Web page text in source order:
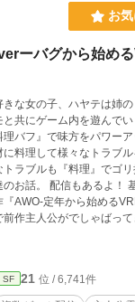
お
ーバグから始め
きな女の子、ハヤテは姉
と共にゲーム内を遊んで
理バフ』で味方をパワー
料理して様々なトラブル
トラブルも『料理』でゴ
お話。 配信もあるよ！ 基本
AWO-定年から始める
作主人公がでしゃばっ
話【完結】 モミ
０〜２３３話【完結】
】 リョウの章＿３７１〜（
日更新 2025年11/04〜隔
年06/01〜隔日更新
SF 21 位 / 6,741件